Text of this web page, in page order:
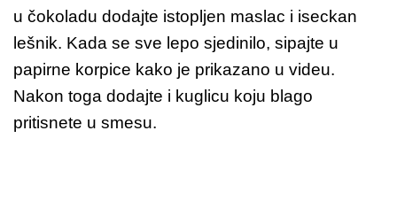
u čokoladu dodajte istopljen maslac i iseckan
lešnik. Kada se sve lepo sjedinilo, sipajte u
papirne korpice kako je prikazano u videu.
Nakon toga dodajte i kuglicu koju blago
pritisnete u smesu.